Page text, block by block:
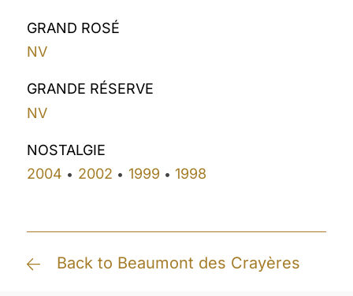
GRAND ROSÉ
NV
GRANDE RÉSERVE
NV
NOSTALGIE
2004 • 2002 • 1999 • 1998
Back to Beaumont des Crayères